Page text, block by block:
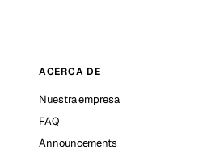
ACERCA DE
Nuestra empresa
FAQ
Announcements